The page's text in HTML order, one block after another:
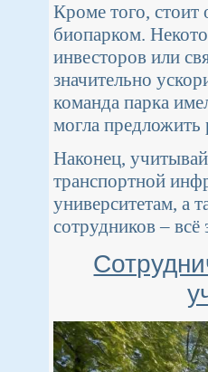
Кроме того,
биопарком.
инвесторов или
значительно
команда парка
могла предложить
Наконец,
транспортной
университетам, а
сотрудников –